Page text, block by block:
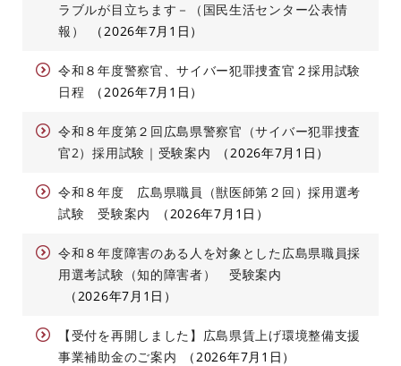
ラブルが目立ちます－（国民生活センター公表情
報）
2026年7月1日
令和８年度警察官、サイバー犯罪捜査官２採用試験
日程
2026年7月1日
令和８年度第２回広島県警察官（サイバー犯罪捜査
官2）採用試験｜受験案内
2026年7月1日
令和８年度 広島県職員（獣医師第２回）採用選考
試験 受験案内
2026年7月1日
令和８年度障害のある人を対象とした広島県職員採
用選考試験（知的障害者） 受験案内
2026年7月1日
【受付を再開しました】広島県賃上げ環境整備支援
事業補助金のご案内
2026年7月1日